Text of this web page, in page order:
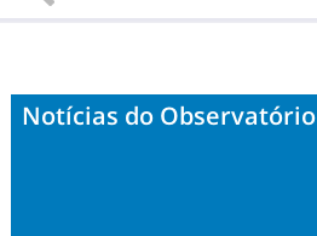
Notícias do Observatório